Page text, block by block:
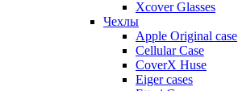
Xcover Glasses
Чехлы
Apple Original case
Cellular Case
CoverX Huse
Eiger cases